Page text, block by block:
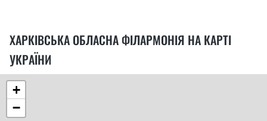
ХАРКІВСЬКА ОБЛАСНА ФІЛАРМОНІЯ НА КАРТІ
УКРАЇНИ
+
−